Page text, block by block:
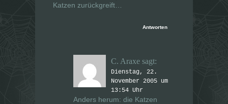
Katzen zurückgreift…
Antworten
C. Araxe sagt:
Dienstag, 22.
November 2005 um
13:54 Uhr
Anders herum: die Katzen